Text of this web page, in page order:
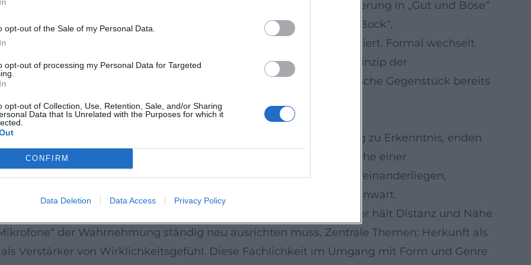
opt-out of the Sale of my Personal Data.
opt-out of processing my Personal Data for Targeted
opt-out of Collection, Use, Retention, Sale, and/or Sharing
Data that Is Unrelated with the Purposes for which it
CONFIRM
Data Deletion Data Access Privacy Policy
ist ein Buch über die formative Kraft des Fernsehens, die Polarisierung in „Gut und Böse“
Der Fernseh-Sound der Bundesrepublik – Tagesschau, „Blauer Bock“,
Maier die gesellschaftliche Perzeption von Ereignissen demonstriert. Formal wechselt
Selbstbefragung und knüpft so an das seriell-iterative Prinzip der
mit „Der liebe Gott“ deutet an, dass das ethisch-metaphysische Gegenstück bereits
der alltäglichen Frequenzen.
Sätze schieben sich nach vorn, modulieren von Beobachtung zu Erkenntnis, enden
ist kein Selbstzweck, sondern die akustische Oberfläche einer
wiederkehren. Wie in einer Produktion, deren Spuren im Mix übereinanderliegen,
und Alltagsgesten zu einer Polyphonie der Gegenwart.
entsteht aus genauer Wiedergabe sozialer Codes. Der Erzähler hält Distanz und Nähe
der Wahrnehmung ständig neu ausrichten muss. Zentrale Themen: Herkunft als
Verstärker von Wirklichkeitsgefühl. Diese Fachlichkeit im Umgang mit Form und Genre